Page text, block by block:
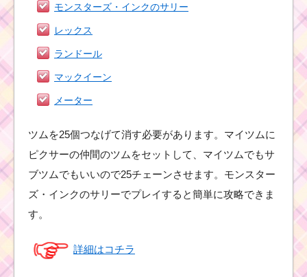
モンスターズ・インクのサリー
レックス
ランドール
マックイーン
メーター
ツムを25個つなげて消す必要があります。マイツムに
ピクサーの仲間のツムをセットして、マイツムでもサ
ブツムでもいいので25チェーンさせます。モンスター
ズ・インクのサリーでプレイすると簡単に攻略できま
す。
詳細はコチラ